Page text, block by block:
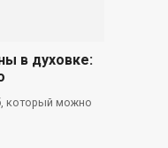
в духовке:
который можно